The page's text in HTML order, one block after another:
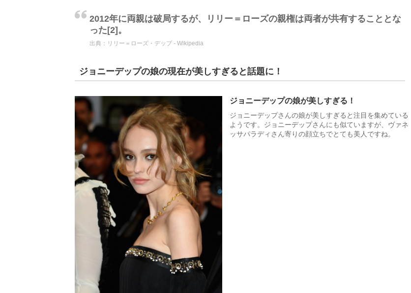
2012年に両親は破局するが、リリー＝ローズの親権は両者が共有することとな
った[2]。
出典： リリー＝ローズ・デップ - Wikipedia
ジョニーデップの娘の現在が美しすぎると話題に！
ジョニーデップの娘が美しすぎる！
ジョニーデップさんの娘が美しすぎると注目を集めている
ようです。ジョニーデップさんにも似ていますが、ヴァネ
ッサパラディさん寄りの顔立ちでとても美人ですね。